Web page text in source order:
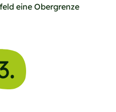
eine Obergrenze